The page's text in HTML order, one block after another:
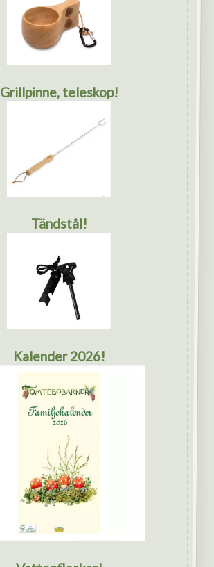
Grillpinne, teleskop!
Tändstål!
Kalender 2026!